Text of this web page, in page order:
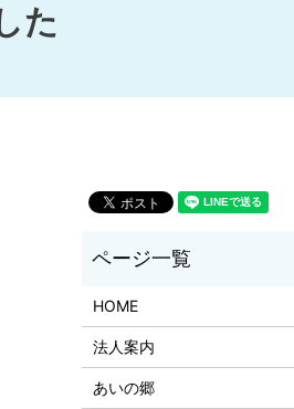
た
HOME
法人案内
あいの郷